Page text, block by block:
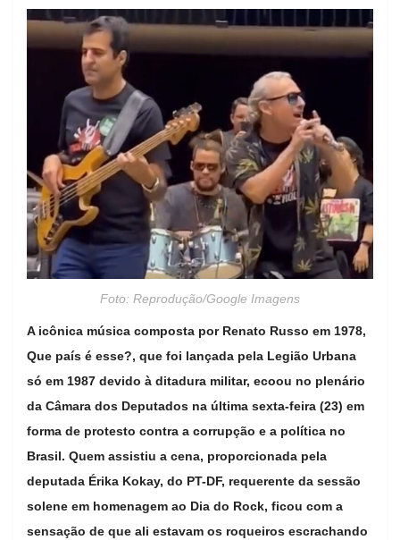
Foto: Reprodução/Google Imagens
A icônica música composta por Renato Russo em 1978,
Que país é esse?, que foi lançada pela Legião Urbana
só em 1987 devido à ditadura militar, ecoou no plenário
da Câmara dos Deputados na última sexta-feira (23) em
forma de protesto contra a corrupção e a política no
Brasil. Quem assistiu a cena, proporcionada pela
deputada Érika Kokay, do PT-DF, requerente da sessão
solene em homenagem ao Dia do Rock, ficou com a
sensação de que ali estavam os roqueiros escrachando